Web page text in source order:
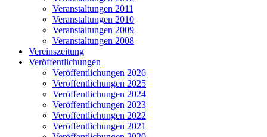
Veranstaltungen 2011
Veranstaltungen 2010
Veranstaltungen 2009
Veranstaltungen 2008
Vereinszeitung
Veröffentlichungen
Veröffentlichungen 2026
Veröffentlichungen 2025
Veröffentlichungen 2024
Veröffentlichungen 2023
Veröffentlichungen 2022
Veröffentlichungen 2021